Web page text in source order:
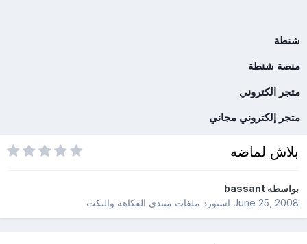
شنطة
منصة شنطة
متجر الكتروني
متجر إلكتروني مجاني
بلاش لماضه
بواسطهbassant
June 25, 2008استورد ملفات منتدى الفكاهه والنكت